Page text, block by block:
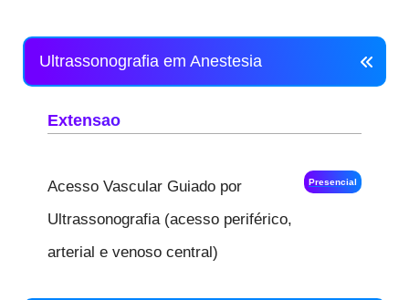
Ultrassonografia em Anestesia
Extensao
Acesso Vascular Guiado por
Ultrassonografia (acesso periférico,
arterial e venoso central)
Presencial